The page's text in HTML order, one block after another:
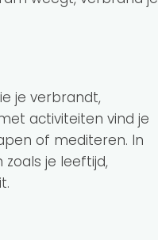
je verbrandt,
activiteiten vind je
of mediteren. In
je leeftijd,